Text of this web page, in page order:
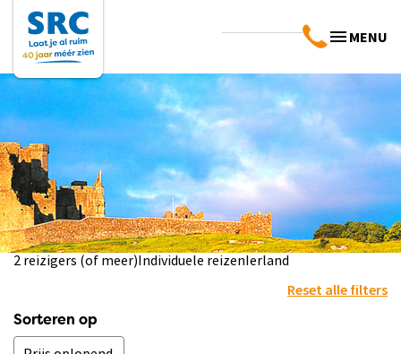
MENU
2 reizigers (of meer)Individuele reizenIerland
Reset alle filters
Sorteren op